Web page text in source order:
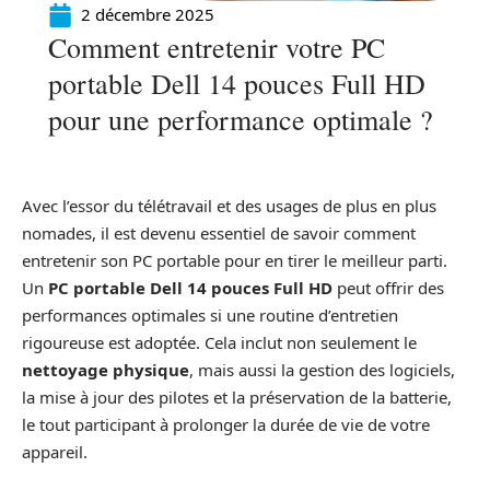
2 décembre 2025
Comment entretenir votre PC
portable Dell 14 pouces Full HD
pour une performance optimale ?
Avec l’essor du télétravail et des usages de plus en plus
nomades, il est devenu essentiel de savoir comment
entretenir son PC portable pour en tirer le meilleur parti.
Un PC portable Dell 14 pouces Full HD peut offrir des
performances optimales si une routine d’entretien
rigoureuse est adoptée. Cela inclut non seulement le
nettoyage physique, mais aussi la gestion des logiciels,
la mise à jour des pilotes et la préservation de la batterie,
le tout participant à prolonger la durée de vie de votre
appareil.